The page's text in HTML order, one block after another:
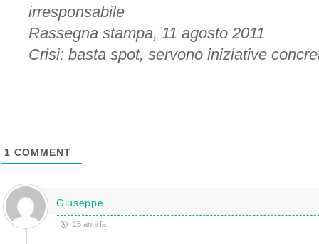
irresponsabile
Rassegna stampa, 11 agosto 2011
Crisi: basta spot, servono iniziative
1 COMMENT
Giuseppe
15 anni fa